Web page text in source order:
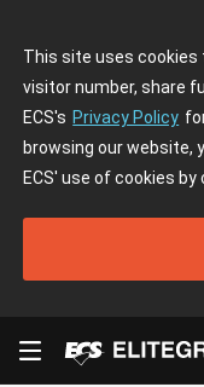
This site uses cookies
visitor number, share
ECS's Privacy Policy
browsing our website,
ECS' use of cookies by